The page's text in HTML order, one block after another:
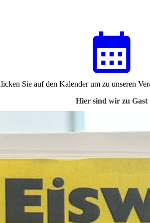
Sie auf den Kalender um zu unseren
Hier sind wir zu Gast